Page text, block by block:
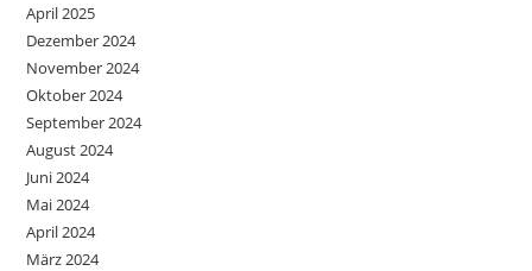
April 2025
Dezember 2024
November 2024
Oktober 2024
September 2024
August 2024
Juni 2024
Mai 2024
April 2024
März 2024